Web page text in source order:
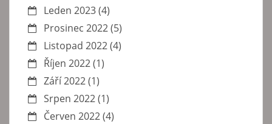
Leden 2023(4)
Prosinec 2022(5)
Listopad 2022(4)
Říjen 2022(1)
Září 2022(1)
Srpen 2022(1)
Červen 2022(4)